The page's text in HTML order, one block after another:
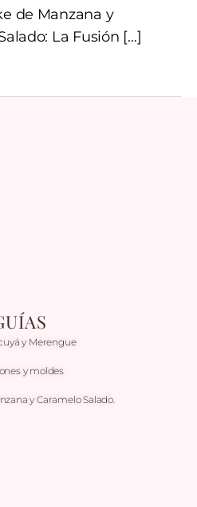
de Manzana y
La Fusión […]
y Merengue
y moldes
y Caramelo Salado.